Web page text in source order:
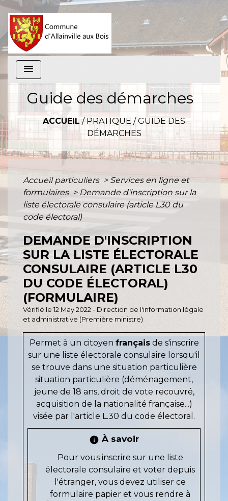
menu
Guide des démarches
ACCUEIL/ PRATIQUE /GUIDE DES
DÉMARCHES
Accueil particuliers > Services en ligne et
formulaires > Demande d'inscription sur la
liste électorale consulaire (article L30 du
code électoral)
DEMANDE D'INSCRIPTION
SUR LA LISTE ÉLECTORALE
CONSULAIRE (ARTICLE L30
DU CODE ÉLECTORAL)
(FORMULAIRE)
Vérifié le 12 May 2022 - Direction de l'information légale
et administrative (Première ministre)
Permet à un citoyen françaisde s'inscrire
sur une liste électorale consulaire lorsqu'il
se trouve dans une situation particulière
situation particulière (déménagement,
jeune de 18 ans, droit de vote recouvré,
acquisition de la nationalité française...)
visée par l'article L.30 du code électoral.
info À savoir
Pour vous inscrire sur une liste
électorale consulaire et voter depuis
l'étranger, vous devez utiliser ce
formulaire papier et vous rendre à